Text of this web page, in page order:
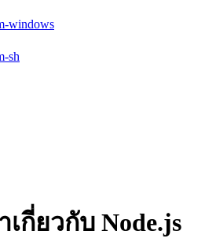
windows
sh
กี่ยวกับ Node.js